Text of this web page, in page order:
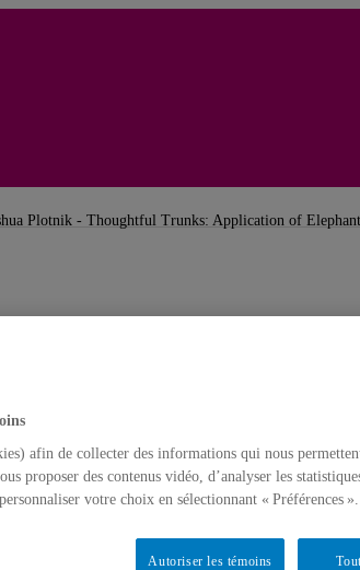
Plotnik - Thoughtful Trunks: Application of
afin de collecter des informations qui nous
proposer des contenus vidéo, d’analyser les
votre choix en sélectionnant « Préférences ».
Autoriser les témoins